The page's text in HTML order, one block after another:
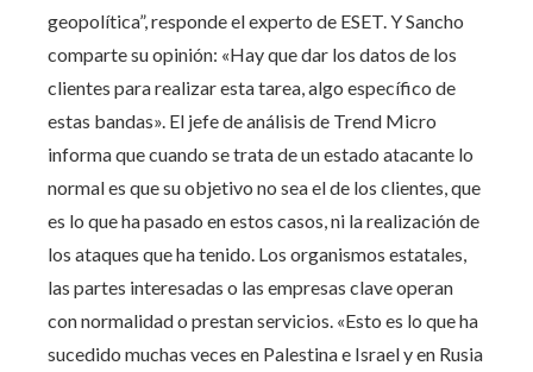
geopolítica”, responde el experto de ESET. Y Sancho
comparte su opinión: «Hay que dar los datos de los
clientes para realizar esta tarea, algo específico de
estas bandas». El jefe de análisis de Trend Micro
informa que cuando se trata de un estado atacante lo
normal es que su objetivo no sea el de los clientes, que
es lo que ha pasado en estos casos, ni la realización de
los ataques que ha tenido. Los organismos estatales,
las partes interesadas o las empresas clave operan
con normalidad o prestan servicios. «Esto es lo que ha
sucedido muchas veces en Palestina e Israel y en Rusia